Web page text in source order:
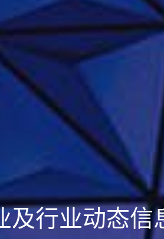
及行业动态信